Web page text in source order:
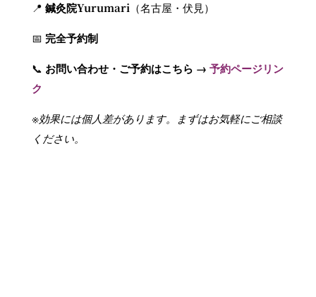
📍 鍼灸院Yurumari （名古屋・伏見）
📅 完全予約制
📞 お問い合わせ・ご予約はこちら → 予約ページリン
ク
※効果には個人差があります。まずはお気軽にご相談
ください。